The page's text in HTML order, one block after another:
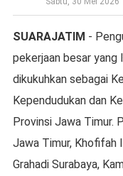
SUARAJATIM -
pekerjaan besar yang
dikukuhkan sebagai
Kependudukan dan
Provinsi Jawa Timur.
Jawa Timur, Khofifah
Grahadi Surabaya,